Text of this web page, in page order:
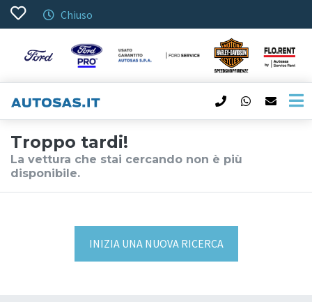
Chiuso
Troppo tardi!
La vettura che stai cercando non è più
disponibile.
INIZIA UNA NUOVA RICERCA